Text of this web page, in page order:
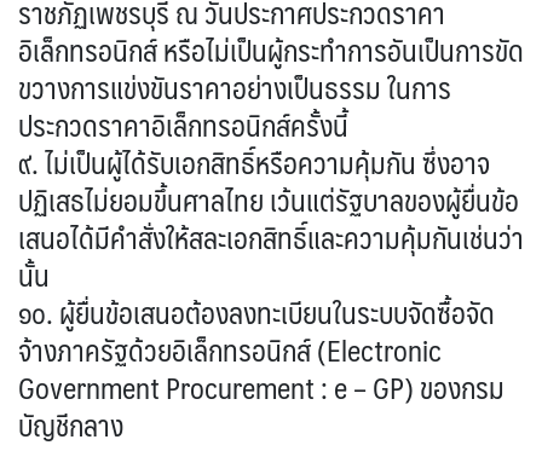
ราชภัฏเพชรบุรี ณ วันประกาศประกวดราคา
อิเล็กทรอนิกส์ หรือไม่เป็นผู้กระทำการอันเป็นการขัด
ขวางการแข่งขันราคาอย่างเป็นธรรม ในการ
ประกวดราคาอิเล็กทรอนิกส์ครั้งนี้
๙. ไม่เป็นผู้ได้รับเอกสิทธิ์หรือความคุ้มกัน ซึ่งอาจ
ปฏิเสธไม่ยอมขึ้นศาลไทย เว้นแต่รัฐบาลของผู้ยื่นข้อ
เสนอได้มีคำสั่งให้สละเอกสิทธิ์และความคุ้มกันเช่นว่า
นั้น
๑๐. ผู้ยื่นข้อเสนอต้องลงทะเบียนในระบบจัดซื้อจัด
จ้างภาครัฐด้วยอิเล็กทรอนิกส์ (Electronic
Government Procurement : e – GP) ของกรม
บัญชีกลาง